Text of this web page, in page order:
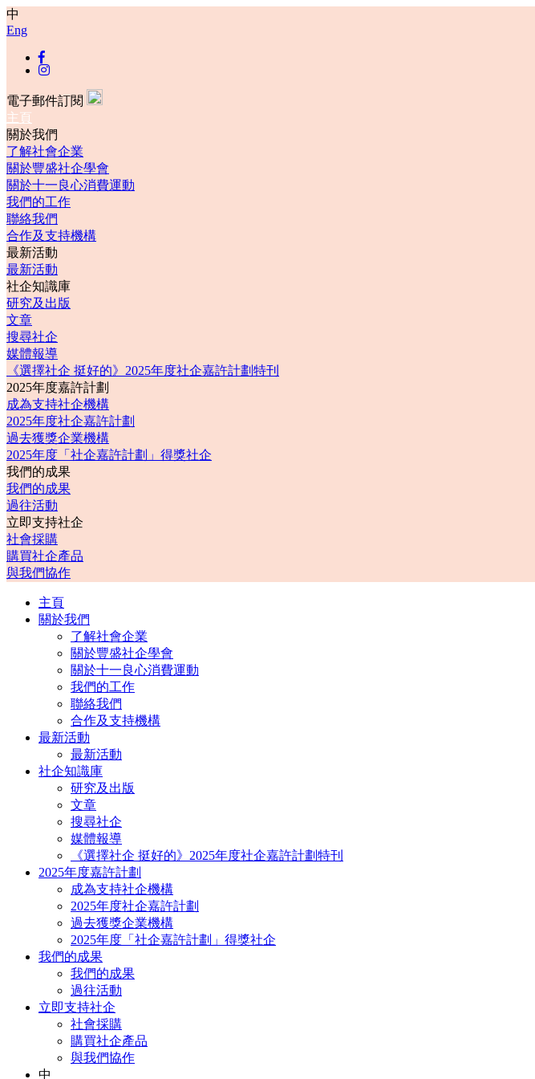
中
Eng
電子郵件訂閱
主頁
關於我們
了解社會企業
關於豐盛社企學會
關於十一良心消費運動
我們的工作
聯絡我們
合作及支持機構
最新活動
最新活動
社企知識庫
研究及出版
文章
搜尋社企
媒體報導
《選擇社企 挺好的》2025年度社企嘉許計劃特刊
2025年度嘉許計劃
成為支持社企機構
2025年度社企嘉許計劃
過去獲獎企業機構
2025年度「社企嘉許計劃」得獎社企
我們的成果
我們的成果
過往活動
立即支持社企
社會採購
購買社企產品
與我們協作
主頁
關於我們
了解社會企業
關於豐盛社企學會
關於十一良心消費運動
我們的工作
聯絡我們
合作及支持機構
最新活動
最新活動
社企知識庫
研究及出版
文章
搜尋社企
媒體報導
《選擇社企 挺好的》2025年度社企嘉許計劃特刊
2025年度嘉許計劃
成為支持社企機構
2025年度社企嘉許計劃
過去獲獎企業機構
2025年度「社企嘉許計劃」得獎社企
我們的成果
我們的成果
過往活動
立即支持社企
社會採購
購買社企產品
與我們協作
中